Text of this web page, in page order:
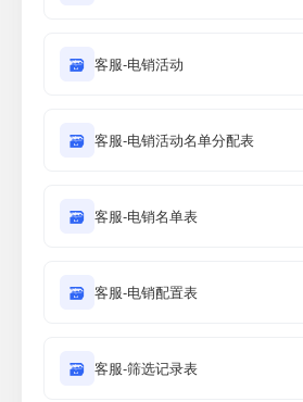
🗃 客服-电销活动
🗃 客服-电销活动名单分配表
🗃 客服-电销名单表
🗃 客服-电销配置表
🗃 客服-筛选记录表